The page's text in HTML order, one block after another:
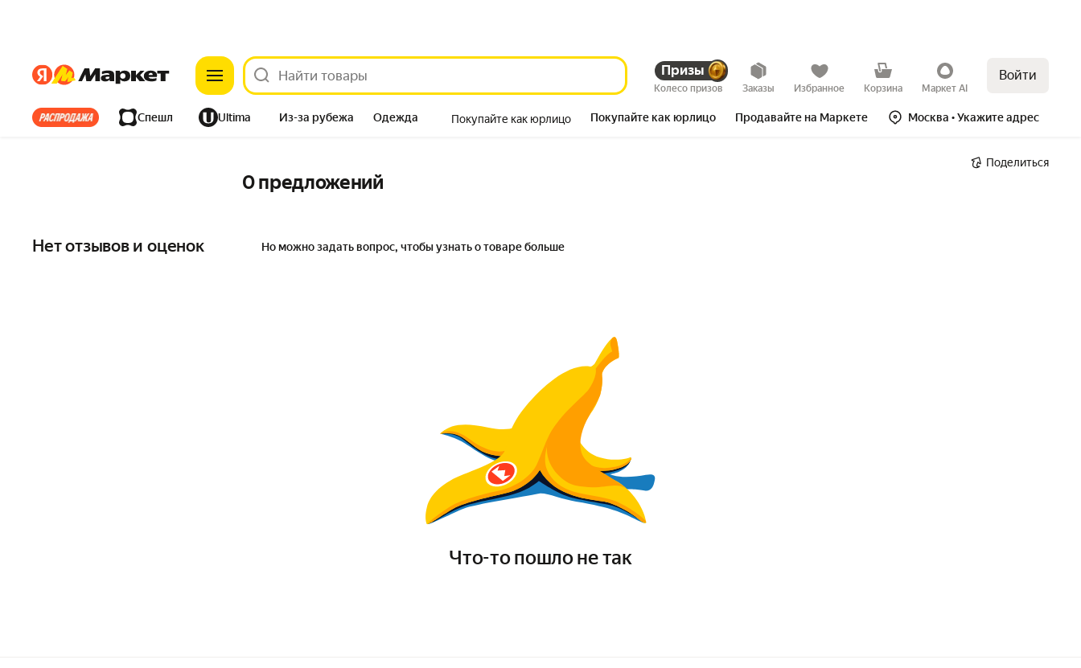
ЯндексЯндекс Призы
Колесо призов Заказы Избранное Корзина Маркет AI
Войти
Все хиты Спешл Ultima Из-за рубежа Одежда Покупайте как юрлицо Покупайте как юрлицо Продавайте на Маркете Москва • Укажите адрес
Поделиться
0 предложений
Нет отзывов и оценок Но можно задать вопрос, чтобы узнать о товаре больше
Что-то пошло не так